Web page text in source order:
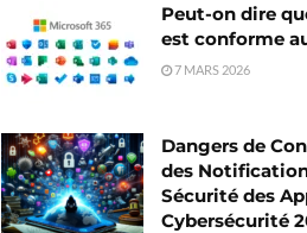
Peut-on dire
est conforme
7 MARS 2026
Dangers de
des
Sécurité des
Cybersécurité